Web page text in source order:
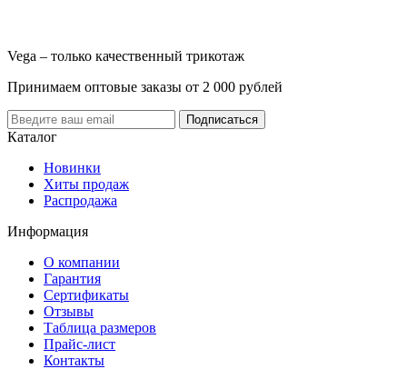
Vega – только качественный трикотаж
Принимаем оптовые заказы от 2 000 рублей
Каталог
Новинки
Хиты продаж
Распродажа
Информация
О компании
Гарантия
Сертификаты
Отзывы
Таблица размеров
Прайс-лист
Контакты